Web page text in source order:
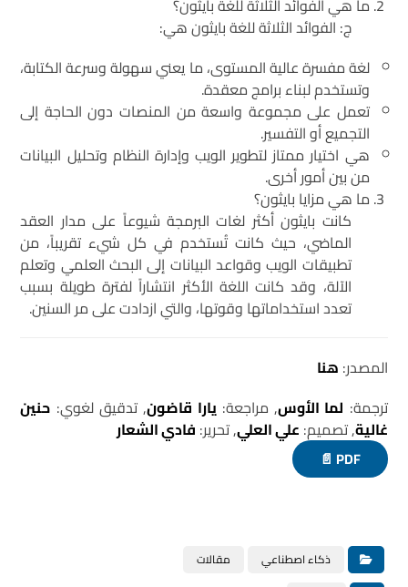
ما هي الفوائد الثلاثة للغة بايثون؟
ج: الفوائد الثلاثة للغة بايثون هي:
لغة مفسرة عالية المستوى، ما يعني سهولة وسرعة الكتابة،
وتستخدم لبناء برامج معقدة.
تعمل على مجموعة واسعة من المنصات دون الحاجة إلى
التجميع أو التفسير.
هي اختيار ممتاز لتطوير الويب وإدارة النظام وتحليل البيانات
من بين أمور أخرى.
ما هي مزايا بايثون؟
كانت بايثون أكثر لغات البرمجة شيوعاً على مدار العقد
الماضي، حيث كانت تُستخدم في كل شيء تقريباً، من
تطبيقات الويب وقواعد البيانات إلى البحث العلمي وتعلم
الآلة، وقد كانت اللغة الأكثر انتشاراً لفترة طويلة بسبب
تعدد استخداماتها وقوتها، والتي ازدادت على مر السنين.
المصدر: هنا
ترجمة: لما الأوس, مراجعة:يارا قاضون, تدقيق لغوي: حنين
غالية, تصميم: علي العلي, تحرير: فادي الشعار
PDF 📄
ذكاء اصطناعي
مقالات